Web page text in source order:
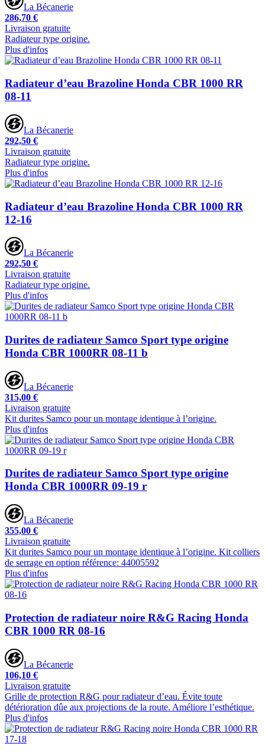
La Bécanerie
286,70 €
Livraison gratuite
Radiateur type origine.
Plus d'infos
Radiateur d’eau Brazoline Honda CBR 1000 RR
08-11
La Bécanerie
292,50 €
Livraison gratuite
Radiateur type origine.
Plus d'infos
Radiateur d’eau Brazoline Honda CBR 1000 RR
12-16
La Bécanerie
292,50 €
Livraison gratuite
Radiateur type origine.
Plus d'infos
Durites de radiateur Samco Sport type origine
Honda CBR 1000RR 08-11 b
La Bécanerie
315,00 €
Livraison gratuite
Kit durites Samco pour un montage identique à l’origine.
Plus d'infos
Durites de radiateur Samco Sport type origine
Honda CBR 1000RR 09-19 r
La Bécanerie
355,00 €
Livraison gratuite
Kit durites Samco pour un montage identique à l’origine. Kit colliers
de serrage en option référence: 44005592
Plus d'infos
Protection de radiateur noire R&G Racing Honda
CBR 1000 RR 08-16
La Bécanerie
106,10 €
Livraison gratuite
Grille de protection R&G pour radiateur d’eau. Évite toute
détérioration dûe aux projections de la route. Améliore l’esthétique.
Plus d'infos